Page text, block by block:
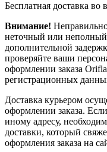
Бесплатная доставка во
Внимание!
неточный или неполный
дополнительной
проверяйте ваши
оформлении заказа
регистрационных
Доставка курьером
оформлении заказа.
иному адресу,
доставки, который
оформления заказа на